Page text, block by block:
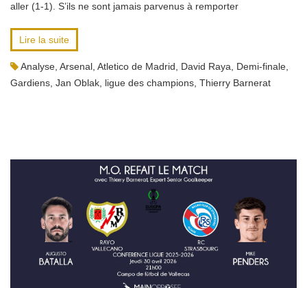
aller (1-1). S’ils ne sont jamais parvenus à remporter
Lire la suite
Analyse Arsenal Atletico de Madrid David Raya Demi-finale
Gardiens Jan Oblak ligue des champions Thierry Barnerat